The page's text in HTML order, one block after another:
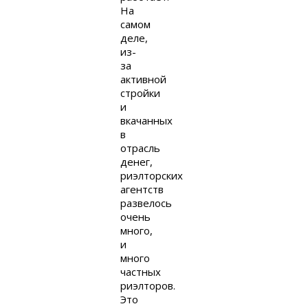
На
самом
деле,
из-
за
активной
стройки
и
вкачанных
в
отрасль
денег,
риэлторских
агентств
развелось
очень
много,
и
много
частных
риэлторов.
Это